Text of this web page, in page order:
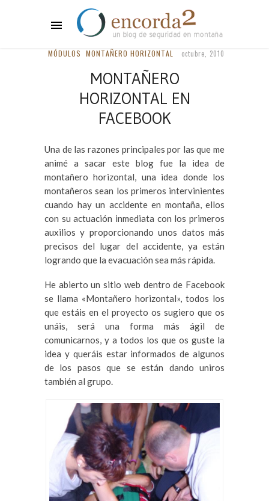
MÓDULOS MONTAÑERO HORIZONTAL octubre, 2010
MONTAÑERO
HORIZONTAL EN
FACEBOOK
Una de las razones principales por las que me
animé a sacar este blog fue la idea de
montañero horizontal, una idea donde los
montañeros sean los primeros intervinientes
cuando hay un accidente en montaña, ellos
con su actuación inmediata con los primeros
auxilios y proporcionando unos datos más
precisos del lugar del accidente, ya están
logrando que la evacuación sea más rápida.
He abierto un sitio web dentro de Facebook
se llama «Montañero horizontal», todos los
que estáis en el proyecto os sugiero que os
unáis, será una forma más ágil de
comunicarnos, y a todos los que os guste la
idea y queráis estar informados de algunos
de los pasos que se están dando uniros
también al grupo.